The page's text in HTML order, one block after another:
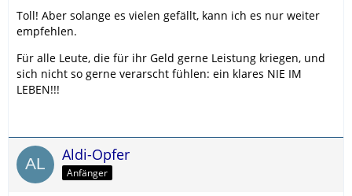
Toll! Aber solange es vielen gefällt, kann ich es nur weiter
empfehlen.
Für alle Leute, die für ihr Geld gerne Leistung kriegen, und
sich nicht so gerne verarscht fühlen: ein klares NIE IM
LEBEN!!!
Aldi-Opfer
Anfänger